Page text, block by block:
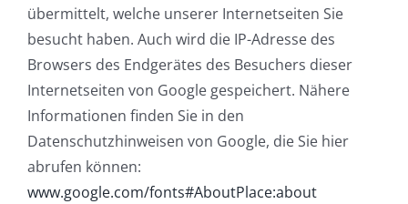
übermittelt, welche unserer Internetseiten Sie
besucht haben. Auch wird die IP-Adresse des
Browsers des Endgerätes des Besuchers dieser
Internetseiten von Google gespeichert. Nähere
Informationen finden Sie in den
Datenschutzhinweisen von Google, die Sie hier
abrufen können:
www.google.com/fonts#AboutPlace:about